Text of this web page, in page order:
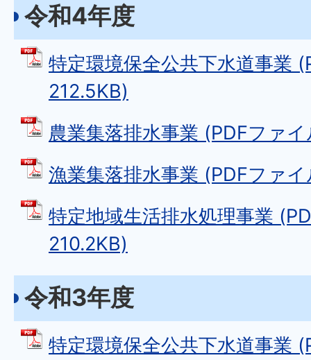
令和4年度
特定環境保全公共下水道事業
212.5KB)
農業集落排水事業 (PDFファ
漁業集落排水事業 (PDFファ
特定地域生活排水処理事業
210.2KB)
令和3年度
特定環境保全公共下水道事業